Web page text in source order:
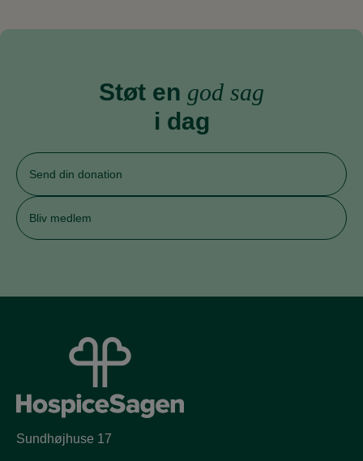
Støt en god sag
i dag
Send din donation
Bliv medlem
Sundhøjhuse 17